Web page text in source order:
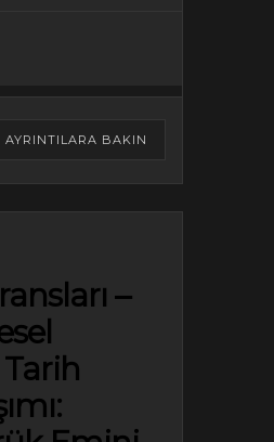
AYRINTILARA BAKIN
–